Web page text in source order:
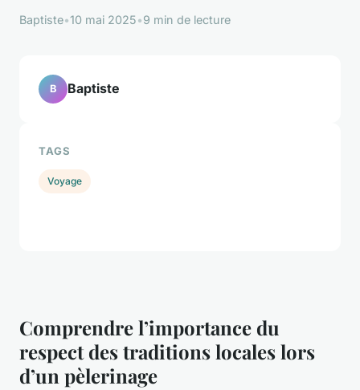
Baptiste•10 mai 2025•9 min de lecture
Comprendre l’importance du
respect des traditions locales lors
d’un pèlerinage
B Baptiste
TAGS
Voyage